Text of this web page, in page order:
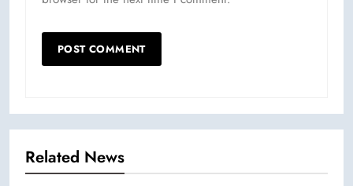
Related News